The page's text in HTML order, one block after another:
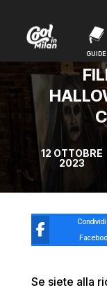
GUIDE
GUIDE
12 OTTOBRE
2023
Condividi
Se siete alla